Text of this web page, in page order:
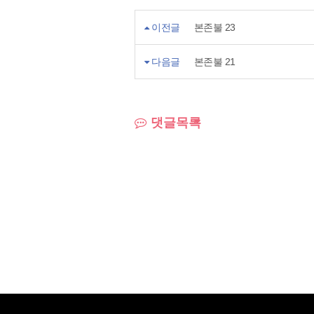
이전글 본존불 23
다음글 본존불 21
댓글목록